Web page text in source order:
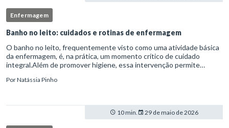
Enfermagem
Banho no leito: cuidados e rotinas de enfermagem
O banho no leito, frequentemente visto como uma atividade básica
da enfermagem, é, na prática, um momento crítico de cuidado
integral.Além de promover higiene, essa intervenção permite
PorNatássia Pinho
10 min. 29 de maio de 2026